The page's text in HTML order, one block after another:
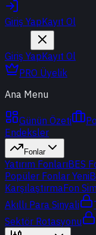
Giriş YapKayıt Ol
Giriş YapKayıt Ol
PRO Üyelik
Ana Menu
Günün Özeti
Endeksler
Fonlar
Yatırım FonlarıBES
Popüler Fonlar Yeni
KarşılaştırmaFon
Akıllı Para Sinyali
Sektör Rotasyonu